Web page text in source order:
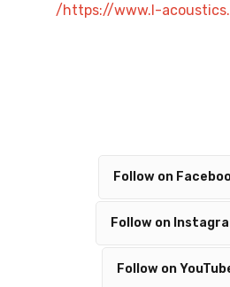
https://www.l-
Follow on
Follow on
Follow on